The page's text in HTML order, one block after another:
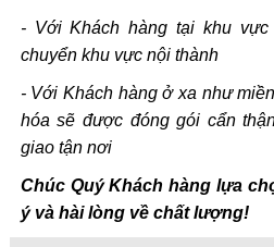
- Với Khách hàng tại khu
chuyển khu vực nội thành
- Với Khách hàng ở xa như
hóa sẽ được đóng gói cẩn
giao tận nơi
Chúc Quý Khách hàng lựa
ý và hài lòng về chất lượng!